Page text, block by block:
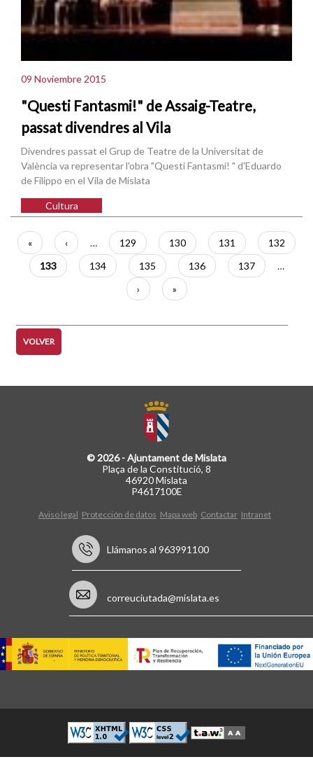
09 Noviembre 2015
"Questi Fantasmi!" de Assaig-Teatre,
passat divendres al Vila
Divendres passat el Grup de Teatre de la Universitat de
València va representar l'obra "Questi Fantasmi! " d'Eduardo
de Filippo en el Vila de Mislata
Cultura
Paginación
Primera
página
«
Página
anterior
‹ … Página
129 Página
130 Página
131 Página
132
Página
actual
133 Página
134 Página
135 Página
136 Página
137
…
Siguiente
página
›
Última
página
»
VOLVER
© 2026 - Ajuntament de Mislata
Plaça de la Constitució, 8
46920 Mislata
P4617100E
Aviso legal Protección de datos Mapa web Contactar Intranet
Llámanos al 963991100
correuciutada@mislata.es